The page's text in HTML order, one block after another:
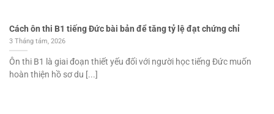
Cách ôn thi B1 tiếng Đức bài bản để tăng tỷ lệ đạt chứng chỉ
3 Tháng tám, 2026
Ôn thi B1 là giai đoạn thiết yếu đối với người học tiếng Đức muốn
hoàn thiện hồ sơ du [...]